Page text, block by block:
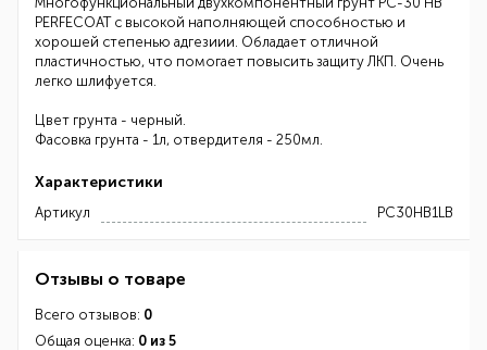
PERFECOAT с высокой наполняющей способностью и
хорошей степенью адгезиии. Обладает отличной
пластичностью, что помогает повысить защиту ЛКП. Очень
легко шлифуется.
Цвет грунта - черный.
Фасовка грунта - 1л, отвердителя - 250мл.
Характеристики
Артикул PC30HB1LB
Отзывы о товаре
Всего отзывов: 0
Общая оценка: 0 из 5